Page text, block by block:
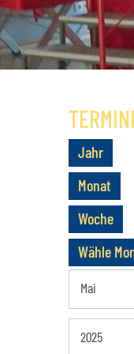
Jahr
Monat
Woche
Wähle